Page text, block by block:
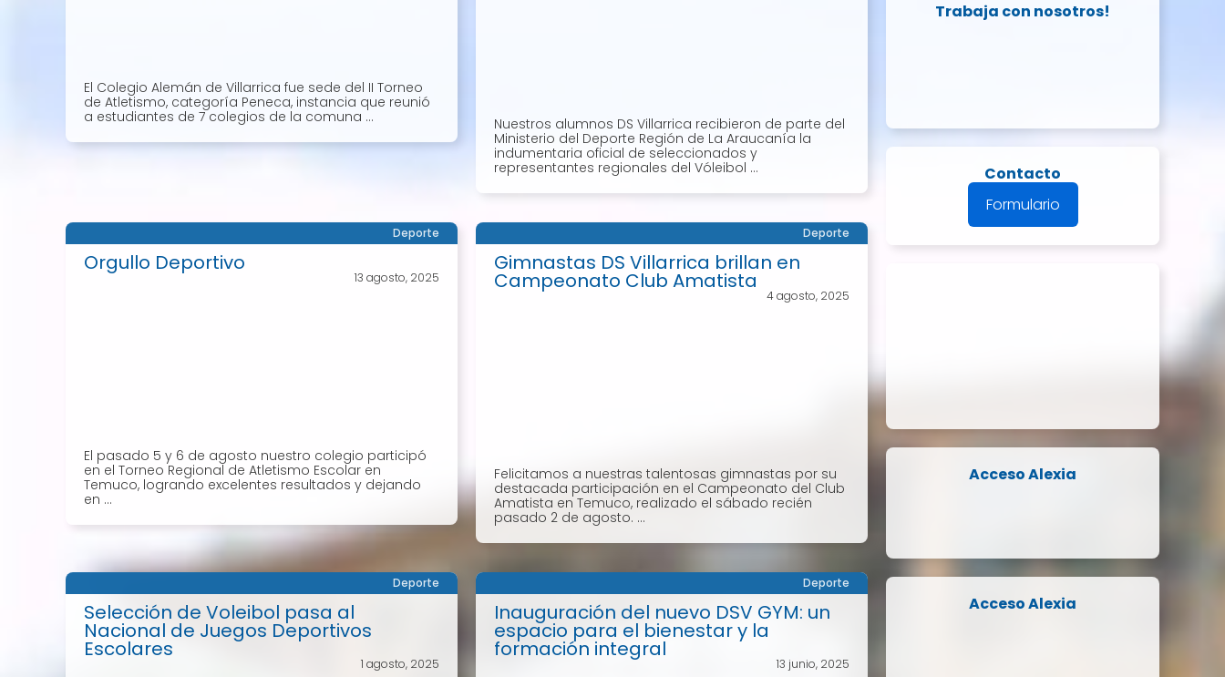
El Colegio Alemán de Villarrica fue sede del II Torneo
de Atletismo, categoría Peneca, instancia que reunió
a estudiantes de 7 colegios de la comuna ...
Nuestros alumnos DS Villarrica recibieron de parte del
Ministerio del Deporte Región de La Araucanía la
indumentaria oficial de seleccionados y
representantes regionales del Vóleibol ...
Deporte
Orgullo Deportivo
13 agosto, 2025
El pasado 5 y 6 de agosto nuestro colegio participó
en el Torneo Regional de Atletismo Escolar en
Temuco, logrando excelentes resultados y dejando
en ...
Deporte
Gimnastas DS Villarrica brillan en
Campeonato Club Amatista
4 agosto, 2025
Felicitamos a nuestras talentosas gimnastas por su
destacada participación en el Campeonato del Club
Amatista en Temuco, realizado el sábado recién
pasado 2 de agosto. ...
Deporte
Selección de Voleibol pasa al
Nacional de Juegos Deportivos
Escolares
1 agosto, 2025
Deporte
Inauguración del nuevo DSV GYM: un
espacio para el bienestar y la
formación integral
13 junio, 2025
Trabaja con nosotros!
Contacto
Formulario
Acceso Alexia
Acceso Alexia